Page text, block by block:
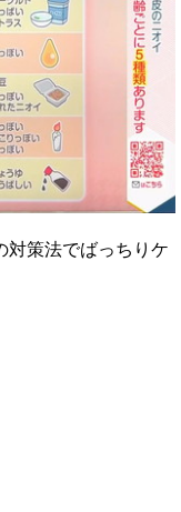
対策法でばっちりケ